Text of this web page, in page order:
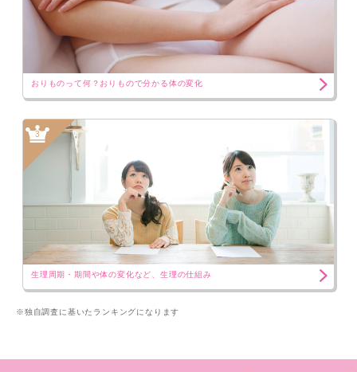
おりものって何？おりもので分かる体の変化
3
生理周期・期間や体の変化など、生理の仕組み
※独自調査に基いたランキングになります